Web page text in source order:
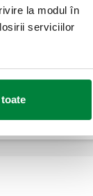
la modul în
serviciilor
Pereche de
pentru